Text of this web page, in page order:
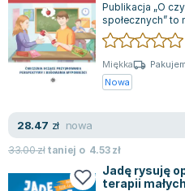
Jan Piński
Zygmunt Freud
Agata Passent
Michel Moran
Katarzyna Miller
Antoine de Saint Exupery
Lew Tołstoj
Publikacja „O
społecznych” to
terapeutyczny
Miękka
Nowa
28.47 zł nowa
33.00złtaniej o 4.53zł
Jadę rysuję
terapii